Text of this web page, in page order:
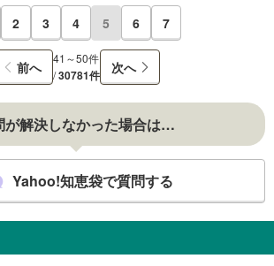
2 3 4 5 6 7
前へ
41～50件
/30781件 次へ
が解決しなかった場合は…
Yahoo!知恵袋で質問する